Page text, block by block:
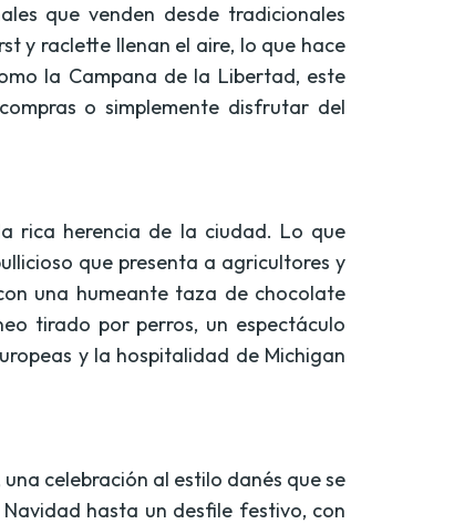
que venden desde tradicionales
y raclette llenan el aire, lo que hace
la Campana de la Libertad, este
o simplemente disfrutar del
rica herencia de la ciudad. Lo que
que presenta a agricultores y
una humeante taza de chocolate
tirado por perros, un espectáculo
y la hospitalidad de Michigan
celebración al estilo danés que se
hasta un desfile festivo, con